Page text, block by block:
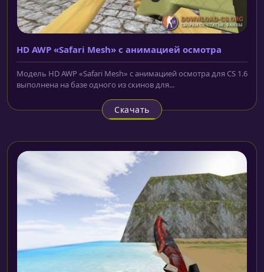
HD AWP «Safari Mesh» с анимацией осмотра
Модель HD AWP «Safari Mesh» с анимацией осмотра для CS 1.6
выполнена на базе одного из скинов для...
Скачать